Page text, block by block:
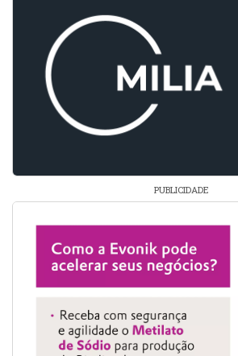
PUBLICIDADE